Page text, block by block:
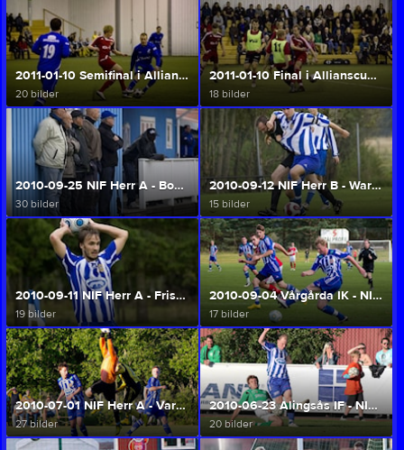
2011-01-10 Semifinal i Allianscupen (Herr A/U)
20 bilder
2011-01-10 Final i Allianscupen (Herr A/U)
18 bilder
2010-09-25 NIF Herr A - Bosna FC (Herr A/U)
30 bilder
2010-09-12 NIF Herr B - Wargöns IK (Herr A/U)
15 bilder
2010-09-11 NIF Herr A - Fristad GoIF (Herr A/U)
19 bilder
2010-09-04 Vårgårda IK - NIF Herr A (Herr A/U)
17 bilder
2010-07-01 NIF Herr A - Vara SK (Herr A/U)
27 bilder
2010-06-23 Alingsås IF - NIF Herr A (Herr A/U)
20 bilder